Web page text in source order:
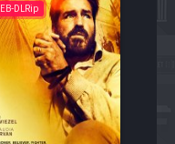
DLRip